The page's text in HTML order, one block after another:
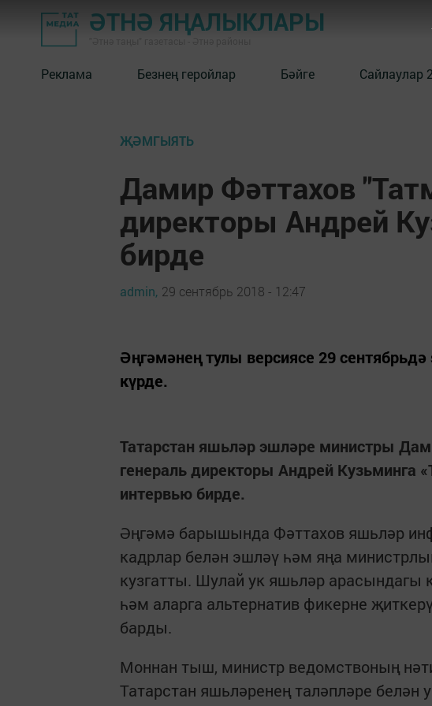
ӘТНӘ ЯҢАЛЫКЛАРЫ
Реклама Безнең геройлар Бәйге Сайлаулар
ҖӘМГЫЯТЬ
Дамир Фәттахов
директоры Андрей
бирде
admin, 29 сентябрь 2018 - 12:47
Әңгәмәнең тулы версиясе 29
күрде.
Татарстан яшьләр эшләре министры
генераль директоры Андрей Кузьминга
интервью бирде.
Әңгәмә барышында Фәттахов яшьләр
кадрлар белән эшләү һәм яңа
кузгатты. Шулай ук яшьләр
һәм аларга альтернатив фикерне
барды.
Моннан тыш, министр ведомствоның
Татарстан яшьләренең таләпләре белән